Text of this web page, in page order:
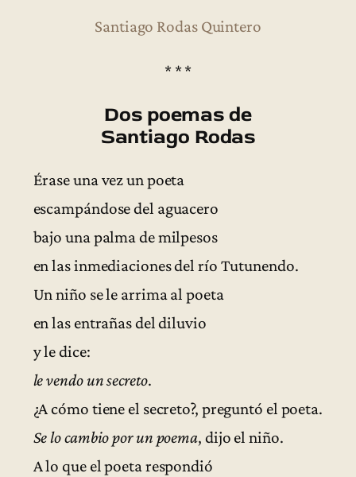
Santiago Rodas Quintero
* * *
Dos poemas de
Santiago Rodas
Érase una vez un poeta
escampándose del aguacero
bajo una palma de milpesos
en las inmediaciones del río Tutunendo.
Un niño se le arrima al poeta
en las entrañas del diluvio
y le dice:
le vendo un secreto.
¿A cómo tiene el secreto?, preguntó el poeta.
Se lo cambio por un poema, dijo el niño.
A lo que el poeta respondió